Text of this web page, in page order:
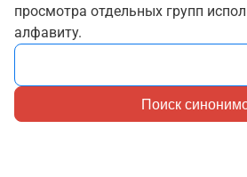
просмотра отдельных групп
алфавиту.
Поиск